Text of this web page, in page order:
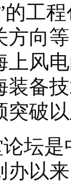
的工
方向
上风
装备
突破
是
办以